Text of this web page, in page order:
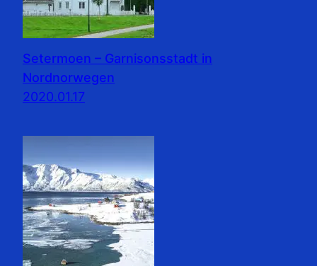
Setermoen – Garnisonsstadt in
Nordnorwegen
2020.01.17